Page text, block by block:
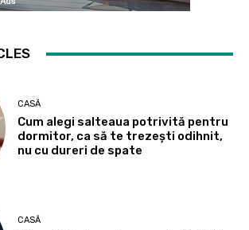
CASĂ
Cum alegi salteaua potrivită pentru
dormitor, ca să te trezești odihnit,
nu cu dureri de spate
CASĂ